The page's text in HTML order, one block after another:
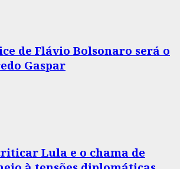
de Flávio Bolsonaro será o
Gaspar
Lula e o chama de